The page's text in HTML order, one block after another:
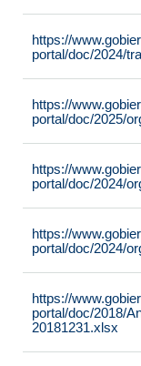
https://
portal/doc/2024/
https://
portal/doc/2025/
https://
portal/doc/2024/
https://
portal/doc/2024/
https://
portal/doc/2018/
20181231.xlsx